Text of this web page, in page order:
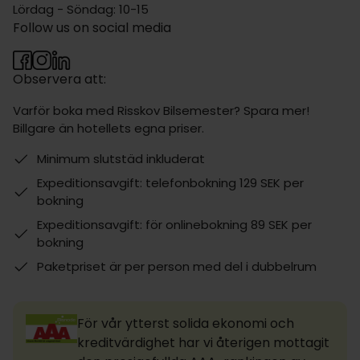
Lördag - Söndag: 10-15
Observera att:
Varför boka med Risskov Bilsemester? Spara mer!
Billgare än hotellets egna priser.
Minimum slutstäd inkluderat
Expeditionsavgift: telefonbokning 129 SEK per
bokning
Expeditionsavgift: för onlinebokning 89 SEK per
bokning
Paketpriset är per person med del i dubbelrum
Follow us on social media
För vår ytterst solida ekonomi och
kreditvärdighet har vi återigen mottagit